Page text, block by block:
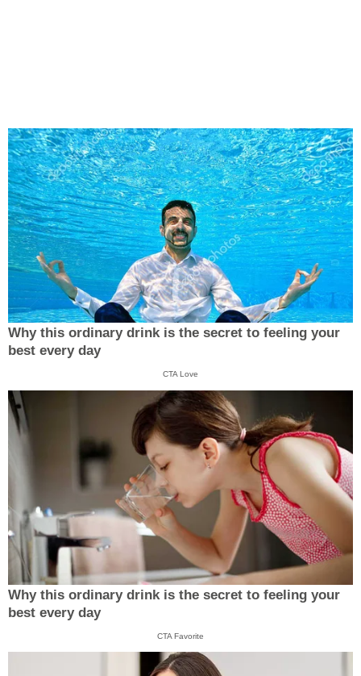
Why this ordinary drink is the secret to feeling your
best every day
CTA Love
Why this ordinary drink is the secret to feeling your
best every day
CTA Favorite